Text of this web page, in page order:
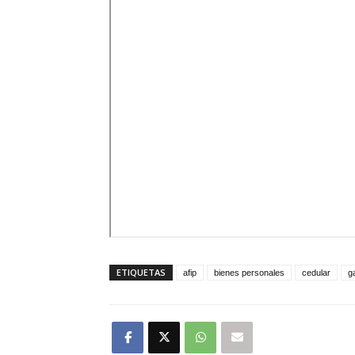
ETIQUETAS afip bienes personales cedular